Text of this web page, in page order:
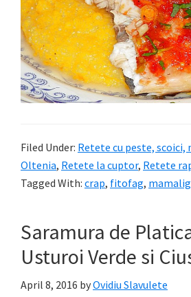
Filed Under: Retete cu peste, scoici,
Oltenia, Retete la cuptor, Retete
Tagged With: crap, fitofag,
Saramura de
Usturoi Verde si
April 8, 2016 byOvidiu Slavulete